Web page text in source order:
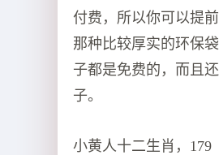
付费，所以你可以提
那种比较厚实的环保
子都是免费的，而且
子。
小黄人十二生肖，179